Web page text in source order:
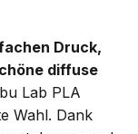
Druck,
diffuse
Lab PLA
Wahl. Dank